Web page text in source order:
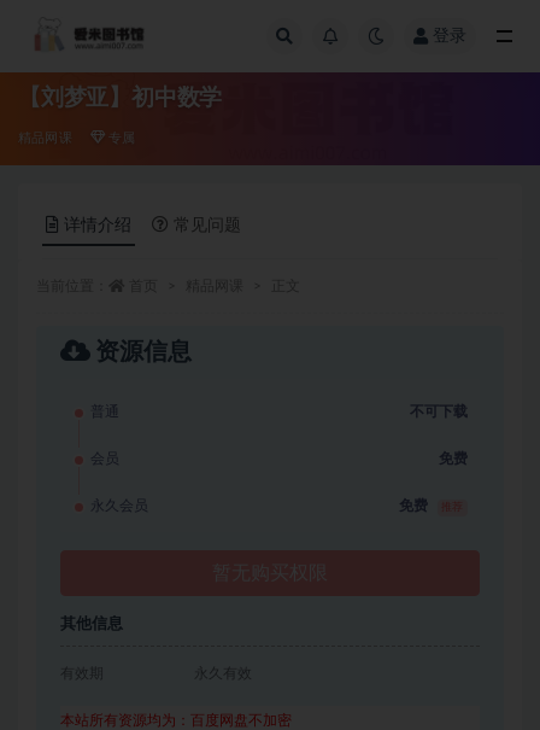
登录
【刘梦亚】初中数学
精品网课 专属
详情介绍 常见问题
资源信息
普通 不可下载
会员 免费
永久会员 免费
其他信息
有效期 永久有效
本站所有资源均为：百度网盘不加密